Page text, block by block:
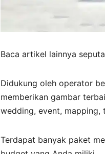
Baca artikel lainnya
Didukung oleh operator
memberikan gambar
wedding, event, mapping,
Terdapat banyak paket